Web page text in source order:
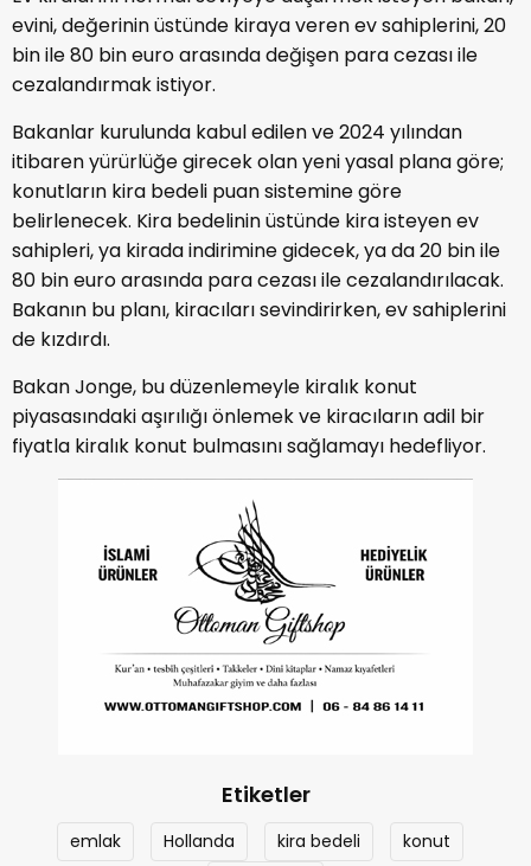
evini, değerinin üstünde kiraya veren ev sahiplerini, 20
bin ile 80 bin euro arasında değişen para cezası ile
cezalandırmak istiyor.
Bakanlar kurulunda kabul edilen ve 2024 yılından
itibaren yürürlüğe girecek olan yeni yasal plana göre;
konutların kira bedeli puan sistemine göre
belirlenecek. Kira bedelinin üstünde kira isteyen ev
sahipleri, ya kirada indirimine gidecek, ya da 20 bin ile
80 bin euro arasında para cezası ile cezalandırılacak.
Bakanın bu planı, kiracıları sevindirirken, ev sahiplerini
de kızdırdı.
Bakan Jonge, bu düzenlemeyle kiralık konut
piyasasındaki aşırılığı önlemek ve kiracıların adil bir
fiyatla kiralık konut bulmasını sağlamayı hedefliyor.
Etiketler
emlak Hollanda kira bedeli
konut